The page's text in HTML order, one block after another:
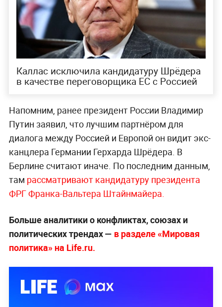
Каллас исключила кандидатуру Шрёдера
в качестве переговорщика ЕС с Россией
Напомним, ранее президент России Владимир
Путин заявил, что лучшим партнёром для
диалога между Россией и Европой он видит экс-
канцлера Германии Герхарда Шрёдера. В
Берлине считают иначе. По последним данным,
там рассматривают кандидатуру президента
ФРГ Франка-Вальтера Штайнмайера.
Больше аналитики о конфликтах, союзах и
политических трендах — в разделе «Мировая
политика» на Life.ru.